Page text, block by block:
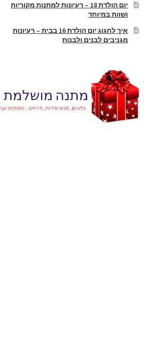
יום הולדת 18 – רעיונות למתנות מקוריות
ושוות במיוחד
איך לחגוג יום הולדת 16 בבית – רעיונות
מגניבים לבנים ולבנות